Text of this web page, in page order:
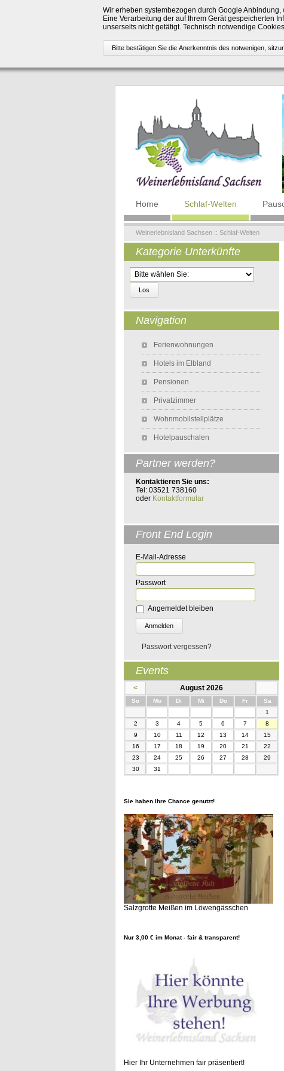
Wir erheben systembezogen durch Google
Eine Verarbeitung der auf Ihrem Gerät gespeicherten
unserseits nicht getätigt. Technisch notwendige
Navigation
überspringen
Home Schlaf-Welten
Weinerlebnisland Sachsen :: Schlaf-Welten
Kategorie Unterkünfte
Zielseite
Navigation
Ferienwohnungen
Hotels im Elbland
Pensionen
Privatzimmer
Wohnmobilstellplätze
Hotelpauschalen
Partner werden?
Kontaktieren Sie uns:
Tel: 03521 738160
oder Kontaktformular
Front End Login
E-Mail-Adresse
Passwort
Angemeldet bleiben
Passwort vergessen?
Events
< August 2026
SonntagMontag Di enstagMittwochDonnerstag
Freitag Sa
1
2
3 4 5 6 7
8
9
10 11 12 13 14
15
16
17 18 19 20 21
22
23
24 25 26 27 28
29
30
31
Sie haben ihre Chance genutzt!
Salzgrotte Meißen im Löwengässchen
Nur 3,00 € im Monat - fair & transparent!
Hier Ihr Unternehmen fair präsentiert!